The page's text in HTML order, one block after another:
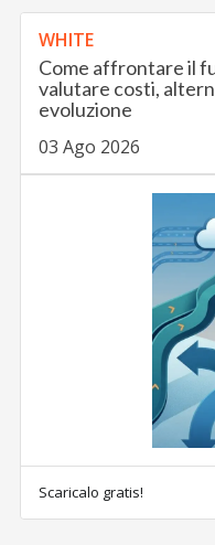
WHITE
Come affrontare il
valutare costi,
evoluzione
03 Ago 2026
Scaricalo gratis!